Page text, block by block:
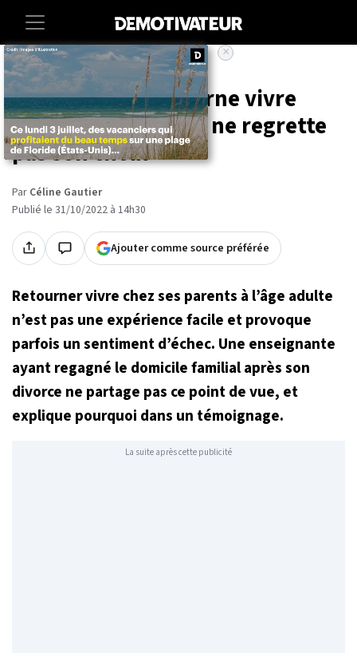
Accueil Lifestyle
À 45 ans, elle retourne vivre
chez ses parents et ne regrette
pas son choix
Par Céline Gautier
Publié le 31/10/2022 à 14h30
Ajouter comme source préférée
Retourner vivre chez ses parents à l’âge adulte
n’est pas une expérience facile et provoque
parfois un sentiment d’échec. Une enseignante
ayant regagné le domicile familial après son
divorce ne partage pas ce point de vue, et
explique pourquoi dans un témoignage.
La suite après cette publicité
×